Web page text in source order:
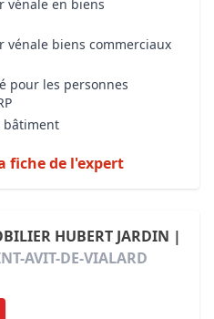
vénale en biens
vénale biens commerciaux
pour les personnes
bâtiment
fiche de l'expert
HUBERT JARDIN |
AVIT-DE-VIALARD